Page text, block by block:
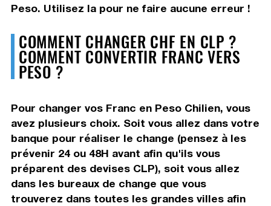
Peso. Utilisez la pour ne faire aucune erreur !
COMMENT CHANGER CHF EN CLP ?
COMMENT CONVERTIR FRANC VERS
PESO ?
Pour changer vos Franc en Peso Chilien, vous
avez plusieurs choix. Soit vous allez dans votre
banque pour réaliser le change (pensez à les
prévenir 24 ou 48H avant afin qu'ils vous
préparent des devises CLP), soit vous allez
dans les bureaux de change que vous
trouverez dans toutes les grandes villes afin